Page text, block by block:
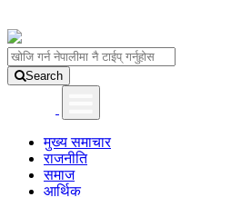
Search
मुख्य समाचार
राजनीति
समाज
आर्थिक